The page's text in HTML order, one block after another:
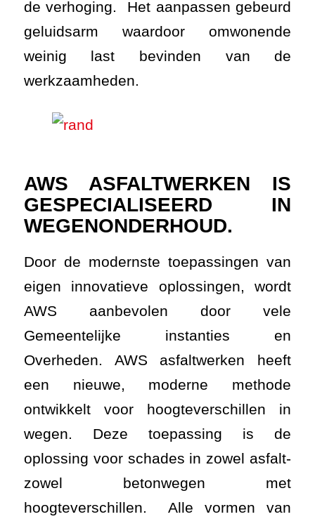
de verhoging. Het aanpassen gebeurd
geluidsarm waardoor omwonende
weinig last bevinden van de
werkzaamheden.
AWS ASFALTWERKEN IS
GESPECIALISEERD IN
WEGENONDERHOUD.
Door de modernste toepassingen van
eigen innovatieve oplossingen, wordt
AWS aanbevolen door vele
Gemeentelijke instanties en
Overheden. AWS asfaltwerken heeft
een nieuwe, moderne methode
ontwikkelt voor hoogteverschillen in
wegen. Deze toepassing is de
oplossing voor schades in zowel asfalt-
zowel betonwegen met
hoogteverschillen. Alle vormen van